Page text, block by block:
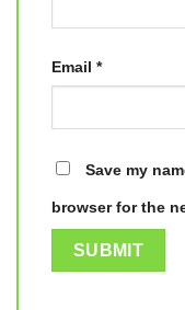
Email *
Save my
browser for the